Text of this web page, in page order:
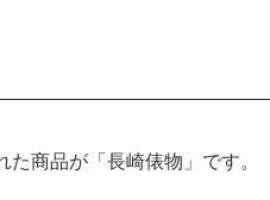
た商品が「長崎俵物」です。